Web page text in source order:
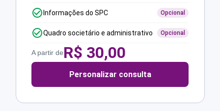
Informações do SPC Opcional
Quadro societário e administrativo Opcional
A partir deR$ 30,00
Personalizar consulta